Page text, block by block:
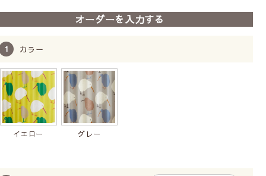
【既製カーテン】デザイン
ライフ｜17柄
オーダーを入力する
カラー
イエロー グレー